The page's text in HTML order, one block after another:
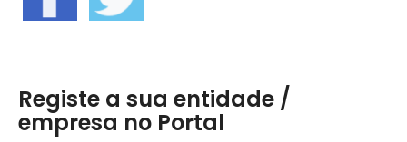
Registe a sua entidade /
empresa no Portal